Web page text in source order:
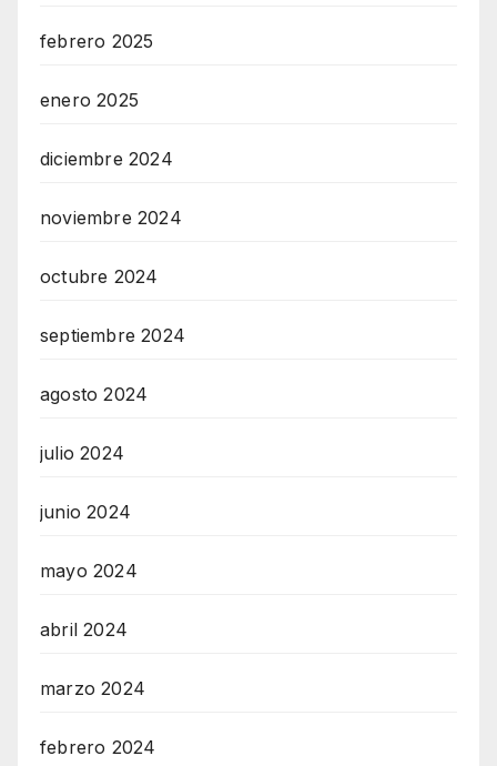
febrero 2025
enero 2025
diciembre 2024
noviembre 2024
octubre 2024
septiembre 2024
agosto 2024
julio 2024
junio 2024
mayo 2024
abril 2024
marzo 2024
febrero 2024